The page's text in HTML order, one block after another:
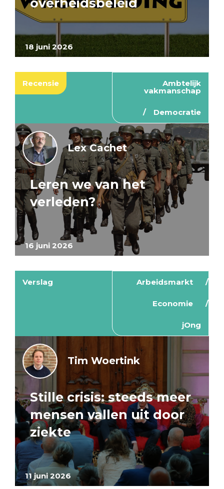
18 juni 2026
overheidsbeleid
Recensie Ambtelijk
vakmanschap
Democratie
16 juni 2026
Lex Cachet
Leren we van het
verleden?
Verslag Arbeidsmarkt
Economie
jOng
11 juni 2026
Tim Woertink
Stille crisis: steeds meer
mensen vallen uit door
ziekte